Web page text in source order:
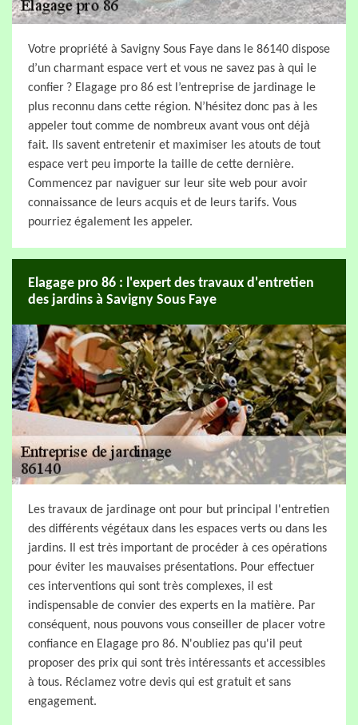
Votre propriété à Savigny Sous Faye dans le 86140 dispose
d’un charmant espace vert et vous ne savez pas à qui le
confier ? Elagage pro 86 est l’entreprise de jardinage le
plus reconnu dans cette région. N’hésitez donc pas à les
appeler tout comme de nombreux avant vous ont déjà
fait. Ils savent entretenir et maximiser les atouts de tout
espace vert peu importe la taille de cette dernière.
Commencez par naviguer sur leur site web pour avoir
connaissance de leurs acquis et de leurs tarifs. Vous
pourriez également les appeler.
Elagage pro 86 : l'expert des travaux d'entretien
des jardins à Savigny Sous Faye
Les travaux de jardinage ont pour but principal l'entretien
des différents végétaux dans les espaces verts ou dans les
jardins. Il est très important de procéder à ces opérations
pour éviter les mauvaises présentations. Pour effectuer
ces interventions qui sont très complexes, il est
indispensable de convier des experts en la matière. Par
conséquent, nous pouvons vous conseiller de placer votre
confiance en Elagage pro 86. N'oubliez pas qu'il peut
proposer des prix qui sont très intéressants et accessibles
à tous. Réclamez votre devis qui est gratuit et sans
engagement.